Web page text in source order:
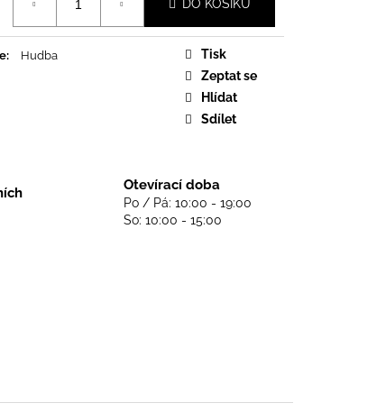
DO KOŠÍKU
: Hudba
Tisk
Zeptat se
Hlídat
Sdílet
Otevírací doba
Po / Pá: 10:00 - 19:00
So: 10:00 - 15:00
DIE - BLACK